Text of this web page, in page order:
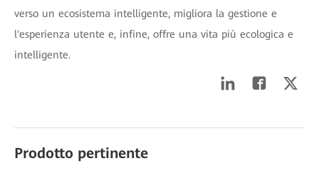
verso un ecosistema intelligente, migliora la gestione e
l'esperienza utente e, infine, offre una vita più ecologica e
intelligente.
Prodotto pertinente